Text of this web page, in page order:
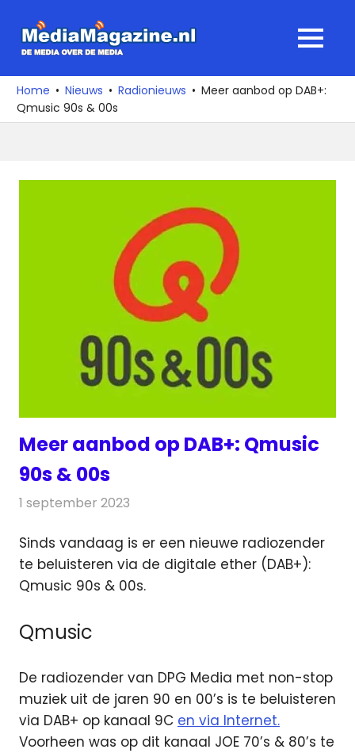
naar
media
over
de
MENU
Home Nieuws Radionieuws
Meer aanbod op DAB+:
Qmusic 90s & 00s
Meer aanbod op DAB+: Qmusic
90s & 00s
1 september 2023
Sinds vandaag is er een nieuwe radiozender
te beluisteren via de digitale ether (DAB+):
Qmusic 90s & 00s.
Qmusic
De radiozender van DPG Media met non-stop
muziek uit de jaren 90 en 00’s is te beluisteren
via DAB+ op kanaal 9C en via Internet.
Voorheen was op dit kanaal JOE 70’s & 80’s te